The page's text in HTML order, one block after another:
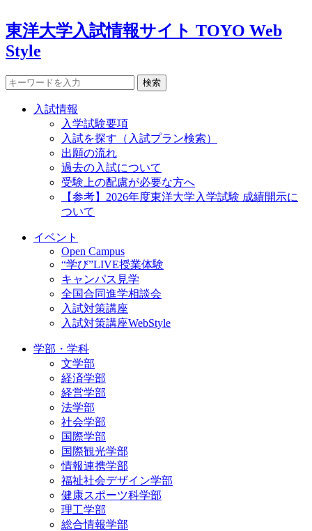
東洋大学入試情報サイト TOYO Web
Style
検索
入試情報
入学試験要項
入試を探す（入試プラン検索）
出願の流れ
過去の入試について
受験上の配慮が必要な方へ
【参考】2026年度東洋大学入学試験 成績開示に
ついて
イベント
Open Campus
“学び”LIVE授業体験
キャンパス見学
全国合同進学相談会
入試対策講座
入試対策講座WebStyle
学部・学科
文学部
経済学部
経営学部
法学部
社会学部
国際学部
国際観光学部
情報連携学部
福祉社会デザイン学部
健康スポーツ科学部
理工学部
総合情報学部